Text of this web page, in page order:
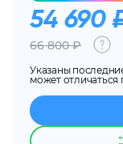
54 690
66 800 ₽
Указаны
может
Подробнее
об оплате